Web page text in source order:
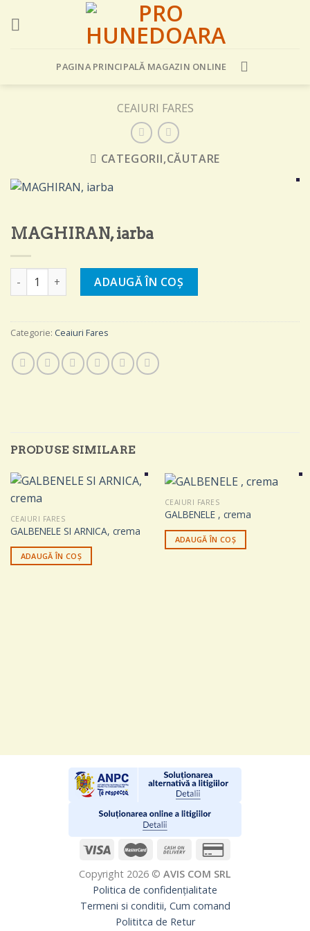
PAGINA PRINCIPALĂ MAGAZIN ONLINE
CEAIURI FARES
CATEGORII,CĂUTARE
MAGHIRAN, iarba
Cantitate MAGHIRAN, iarba
ADAUGĂ ÎN COȘ
Categorie: Ceaiuri Fares
PRODUSE SIMILARE
CEAIURI FARES
GALBENELE SI ARNICA, crema
ADAUGĂ ÎN COȘ
CEAIURI FARES
GALBENELE , crema
ADAUGĂ ÎN COȘ
Copyright 2026 © AVIS COM SRL
Politica de confidențialitate
Termeni si conditii, Cum comand
Polititca de Retur